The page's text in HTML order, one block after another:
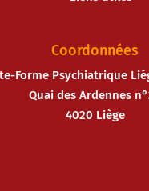
Coordonnées
Forme Psychiatrique
Quai des Ardennes
4020 Liège